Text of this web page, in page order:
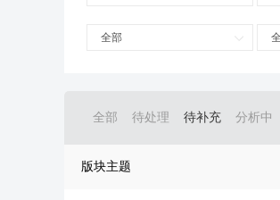
全部
全部 待处理 待补充 分析中
版块主题